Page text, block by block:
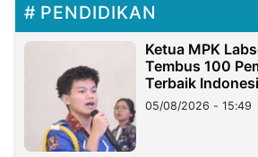
PENDIDIKAN
Ketua MPK
Tembus 100
Terbaik
05/08/2026 - 15:49